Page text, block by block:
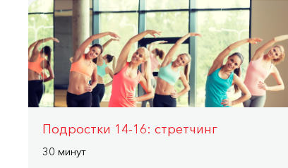
Подростки 14-16: стретчинг
30 минут